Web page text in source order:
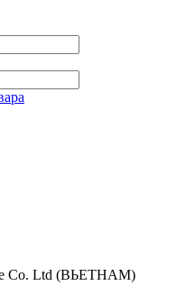
Co. Ltd (ВЬЕТНАМ)